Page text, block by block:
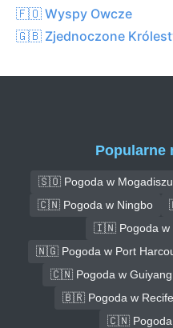
🇫🇴 Wyspy Owcze
🇬🇧 Zjednoczone
Popularne
🇸🇴 Pogoda w Mogadiszu
🇨🇳 Pogoda w Ningbo
🇮🇳 Pogoda w
🇳🇬 Pogoda w Port
🇨🇳 Pogoda w Guiyang
🇧🇷 Pogoda w Recife
🇨🇳 Pogoda